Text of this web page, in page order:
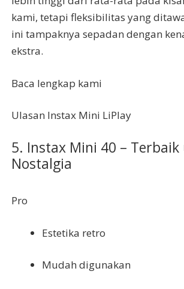
kami, tetapi fleksibilitas yang
ini tampaknya sepadan dengan
ekstra.
Baca lengkap kami
Ulasan Instax Mini LiPlay
5. Instax Mini 40 –
Nostalgia
Pro
Estetika retro
Mudah digunakan